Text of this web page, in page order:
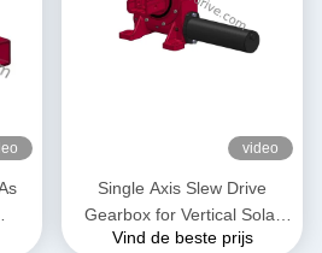
video
Single Axis Slew Drive
Gearbox for Vertical Solar
Tracking System
Vind de beste prijs